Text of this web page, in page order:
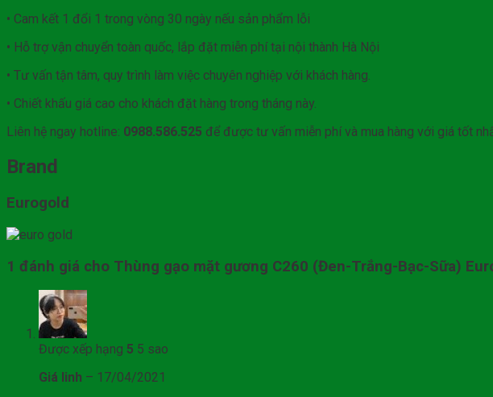
• Cam kết 1 đổi 1 trong vòng 30 ngày nếu sản phẩm lỗi
• Hỗ trợ vận chuyển toàn quốc, lắp đặt miễn phí tại nội thành Hà Nội
• Tư vấn tận tâm, quy trình làm việc chuyên nghiệp với khách hàng.
• Chiết khấu giá cao cho khách đặt hàng trong tháng này.
Liên hệ ngay hotline: 0988.586.525 để được tư vấn miễn phí và mua hàng với giá tốt
Brand
Eurogold
1 đánh giá cho Thùng gạo mặt gương C260 (Đen-Trắng-Bạc-Sữa)
Được xếp hạng 5 5 sao
Giá linh – 17/04/2021